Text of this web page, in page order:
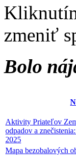
zmeniť
Bolo
Aktivity Priateľov
odpadov a
2025
Mapa bezobalových